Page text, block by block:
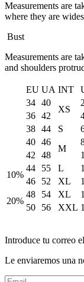
Measurements are
where they are
Bust
Measurements are
and shoulders
EU UA INT
34 40
XS
36 42
38 44 S
40 46
M
42 48
10%
44 55 L
46
52 XL
20%
48 54 XL
50
56 XXL
Introduce tu correo
Le enviaremos una